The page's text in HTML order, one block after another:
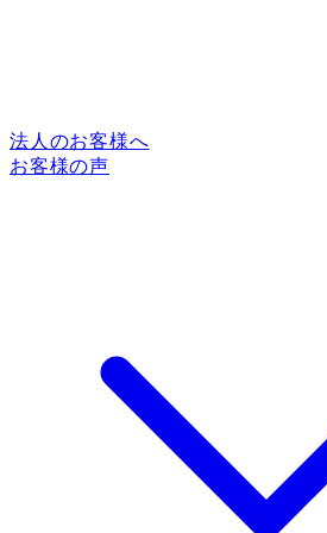
法人のお客様へ
お客様の声